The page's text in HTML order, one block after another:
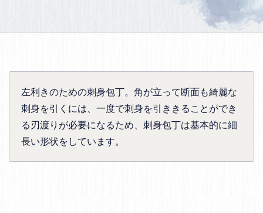
左利きのための刺身包丁。角が立って断面も綺麗な
刺身を引くには、一度で刺身を引ききることができ
る刃渡りが必要になるため、刺身包丁は基本的に細
長い形状をしています。